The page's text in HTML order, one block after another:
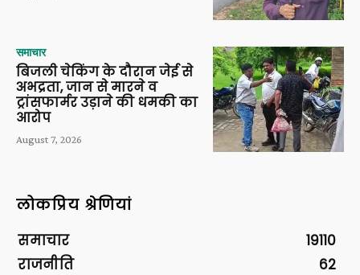
समाचार
बिजली चेकिंग के दौरान जेई से
अभद्रता, जान से मारने व
ट्रांसफार्मर उड़ाने की धमकी का
आरोप
August 7, 2026
लोकप्रिय श्रेणियां
समाचार
19110
राजनीति
62